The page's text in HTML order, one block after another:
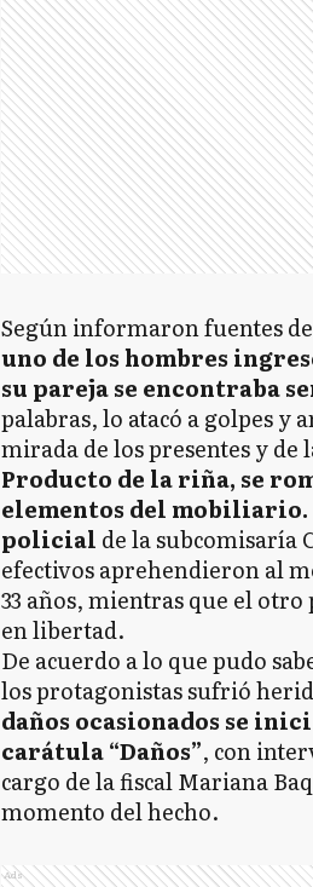
Según informaron fuentes
uno de los hombres
su pareja se encontraba
palabras, lo atacó a golpes y
mirada de los presentes y
Producto de la riña, se
elementos del mobiliario.
policial de la subcomisaría
efectivos aprehendieron al
33 años, mientras que el
en libertad.
De acuerdo a lo que pudo
los protagonistas sufrió
daños ocasionados se
carátula “Daños”, con
cargo de la fiscal Mariana
momento del hecho.
Ads